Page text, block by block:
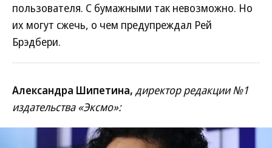
пользователя. С бумажными так невозможно. Но
их могут сжечь, о чем предупреждал Рей
Брэдбери.
Александра Шипетина, директор редакции №1
издательства «Эксмо»: